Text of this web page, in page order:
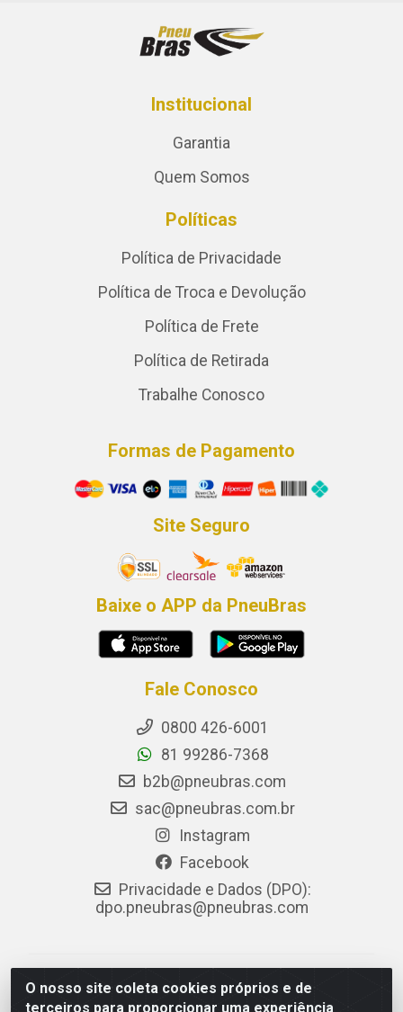
O nosso site coleta cookies próprios e de
terceiros para proporcionar uma experiência
Institucional
Garantia
Quem Somos
Políticas
Política de Privacidade
Política de Troca e Devolução
Política de Frete
Política de Retirada
Trabalhe Conosco
Formas de Pagamento
Site Seguro
Baixe o APP da PneuBras
Fale Conosco
0800 426-6001
81 99286-7368
b2b@pneubras.com
sac@pneubras.com.br
Instagram
Facebook
Privacidade e Dados (DPO):
dpo.pneubras@pneubras.com
PneuBras - Rodovia BR-101, KM 82 - Prazeres,
Jaboatão dos Guararapes/PE - CEP 54.335-000 - CNPJ